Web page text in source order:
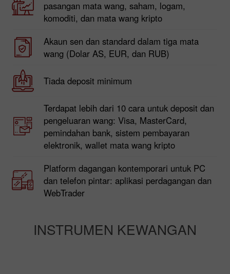
pasangan mata wang, saham, logam,
komoditi, dan mata wang kripto
Akaun sen dan standard dalam tiga mata
wang (Dolar AS, EUR, dan RUB)
Tiada deposit minimum
Terdapat lebih dari 10 cara untuk deposit dan
pengeluaran wang: Visa, MasterCard,
pemindahan bank, sistem pembayaran
elektronik, wallet mata wang kripto
Platform dagangan kontemporari untuk PC
dan telefon pintar: aplikasi perdagangan dan
WebTrader
INSTRUMEN KEWANGAN